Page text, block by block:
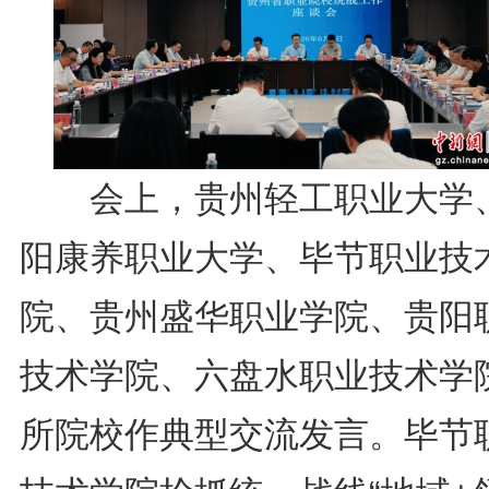
会上，贵州轻工职业大学
阳康养职业大学、毕节职业技
院、贵州盛华职业学院、贵阳
技术学院、六盘水职业技术学
所院校作典型交流发言。毕节